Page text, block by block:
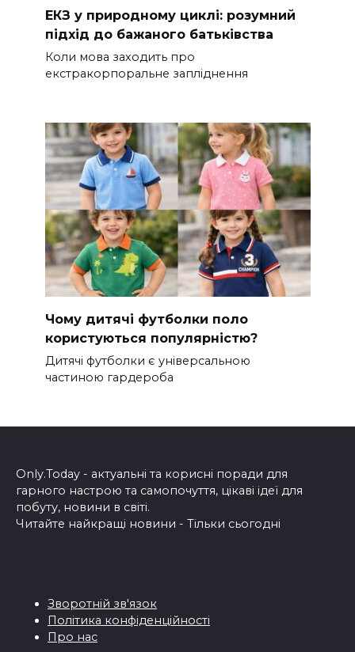
ЕКЗ у природному циклі: розумний
підхід до бажаного батьківства
Коли мова заходить про
екстракорпоральне запліднення
Чому дитячі футболки поло
користуються популярністю?
Дитячі футболки є універсальною
частиною гардероба
Only.Today - актуальні та корисні поради для
гарного настрою та самопочуття, цікаві ідеї для
побуту, новини в світі.
Читайте найкращі новини - Тільки сьогодні
Зворотній зв'язок
Політика конфіденційності
Про нас